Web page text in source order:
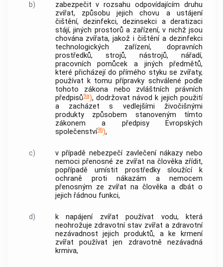
b)
zabezpečit v rozsahu odpovídajícím druhu
zvířat, způsobu jejich chovu a ustájení
čištění, dezinfekci, dezinsekci a deratizaci
stájí, jiných prostorů a zařízení, v nichž jsou
chována zvířata, jakož i čištění a dezinfekci
technologických zařízení, dopravních
prostředků, strojů, nástrojů, nářadí,
pracovních pomůcek a jiných předmětů,
které přicházejí do přímého styku se zvířaty,
používat k tomu přípravky schválené podle
tohoto zákona nebo zvláštních právních
předpisů9a), dodržovat návod k jejich použití
a zacházet s vedlejšími živočišnými
produkty způsobem stanoveným tímto
zákonem a předpisy Evropských
společenství9b),
c)
v případě nebezpečí zavlečení nákazy nebo
nemoci přenosné ze zvířat na člověka zřídit,
popřípadě umístit prostředky sloužící k
ochraně proti nákazám a nemocem
přenosným ze zvířat na člověka a dbát o
jejich řádnou funkci,
d)
k napájení zvířat používat vodu, která
neohrožuje zdravotní stav zvířat a zdravotní
nezávadnost jejich produktů, a ke krmení
zvířat používat jen zdravotně nezávadná
krmiva,